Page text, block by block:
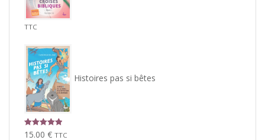
TTC
Histoires pas si bêtes
Note 5.00
15.00 € TTC